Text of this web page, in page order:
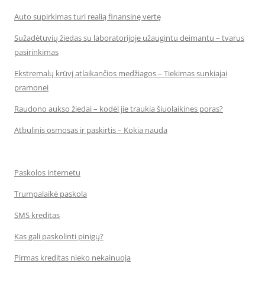
Auto supirkimas turi realią finansinę vertę
Sužadėtuvių žiedas su laboratorijoje užaugintu deimantu – tvarus
pasirinkimas
Ekstremalų krūvį atlaikančios medžiagos – Tiekimas sunkiajai
pramonei
Raudono aukso žiedai – kodėl jie traukia šiuolaikines poras?
Atbulinis osmosas ir paskirtis – Kokia nauda
Paskolos internetu
Trumpalaikė paskola
SMS kreditas
Kas gali paskolinti pinigų?
Pirmas kreditas nieko nekainuoja